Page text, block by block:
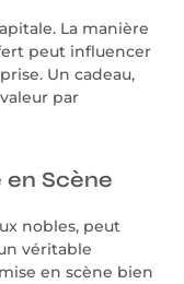
La manière
peut influencer
Un cadeau,
par
en Scène
nobles, peut
véritable
en scène bien